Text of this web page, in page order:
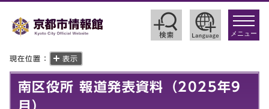
toggle
メニュー
現在位置： 表示
南区役所 報道発表資料（2025年9
月）